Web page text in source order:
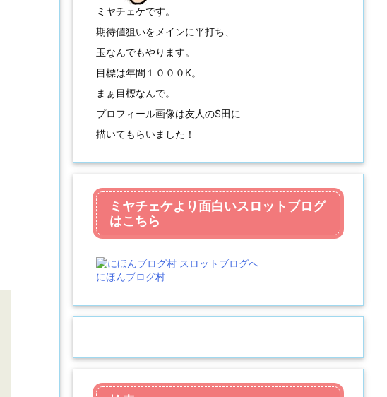
ミヤチェケです。
期待値狙いをメインに平打ち、
玉なんでもやります。
目標は年間１０００K。
まぁ目標なんで。
プロフィール画像は友人のS田に
描いてもらいました！
ミヤチェケより面白いスロットブログ
はこちら
にほんブログ村